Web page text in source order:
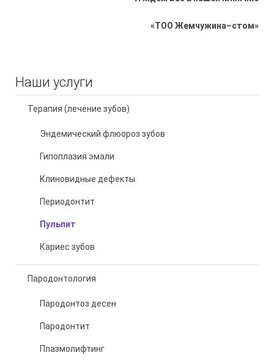
«ТОО Жемчужина–стом»
Наши услуги
Терапия (лечение зубов)
Эндемический флюороз зубов
Гипоплазия эмали
Клиновидные дефекты
Периодонтит
Пульпит
Кариес зубов
Пародонтология
Пародонтоз десен
Пародонтит
Плазмолифтинг